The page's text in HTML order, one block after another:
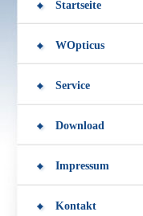
Startseite
WOpticus
Service
Download
Impressum
Kontakt